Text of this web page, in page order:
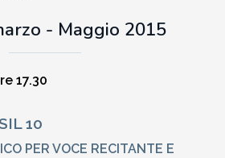
- Maggio 2015
17.30
10
PER VOCE RECITANTE E